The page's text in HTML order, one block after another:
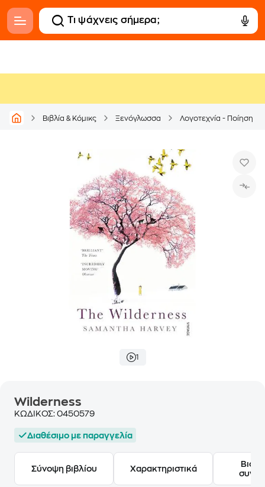
Βιβλία & Κόμικς Ξενόγλωσσα Λογοτεχνία - Ποίηση
1
Wilderness
ΚΩΔΙΚΟΣ: 0450579
Διαθέσιμο με παραγγελία
Σύνοψη βιβλίου Χαρακτηριστικά